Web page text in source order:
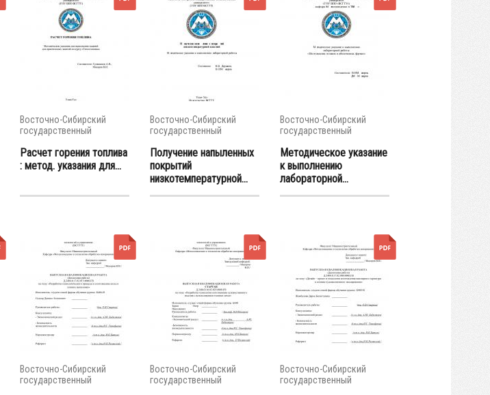
Восточно-Сибирский
государственный
Расчет горения топлива
: метод. указания для...
Восточно-Сибирский
государственный
Получение напыленных
покрытий
низкотемпературной...
Восточно-Сибирский
государственный
Методическое указание
к выполнению
лабораторной...
Восточно-Сибирский
государственный
Восточно-Сибирский
государственный
Восточно-Сибирский
государственный